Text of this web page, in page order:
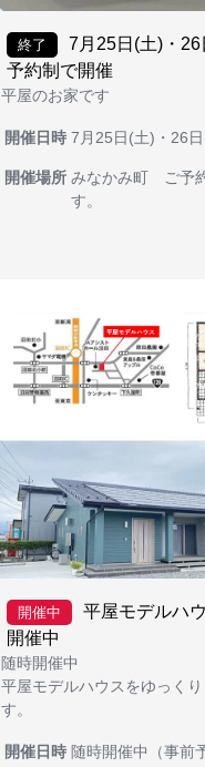
終了
7月25日(土)・
予約制で開催
平屋のお家です
開催日時 7月25日(土)・26
開催場所 みなかみ町 ご予
す。
開催中
平屋モデルハ
開催中
随時開催中
平屋モデルハウスをゆっく
す。
開催日時 随時開催中（事前